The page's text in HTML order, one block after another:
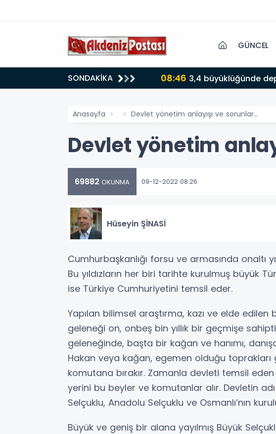
GÜNCEL
SONDAKİKA 08:46 3,4 büyüklüğünde
Anasayfa Devlet yönetim anlayışı ve sorunlar…
Devlet yönetim
69882 OKUNMA 09-12-2022 08:26
Hüseyin ŞİNASİ
Cumhurbaşkanlığı forsu ve armasında onaltı
Bu yıldızların her biri tarihte kurulmuş büyük
ise Türkiye Cumhuriyetini temsil eder.
Yapılan bilimsel araştırma, kazı ve elde
geleneği on, onbeş bin yıllık bir geçmişe
geleneğinde, başta bir kağan ve hanımı,
Hakan veya kağan, egemen olduğu
komutana bırakır. Zamanla devleti temsil
yerini bu beyler ve komutanlar alır. Devletin
Selçuklu, Anadolu Selçuklu ve Osmanlı’nın
Büyük ve geniş bir alana yayılmış Büyük